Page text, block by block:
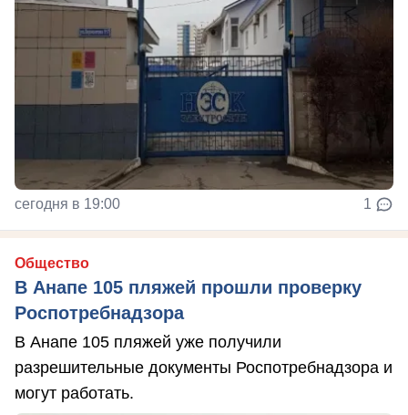
сегодня в 19:00 1
Общество
В Анапе 105 пляжей прошли проверку
Роспотребнадзора
В Анапе 105 пляжей уже получили
разрешительные документы Роспотребнадзора и
могут работать.